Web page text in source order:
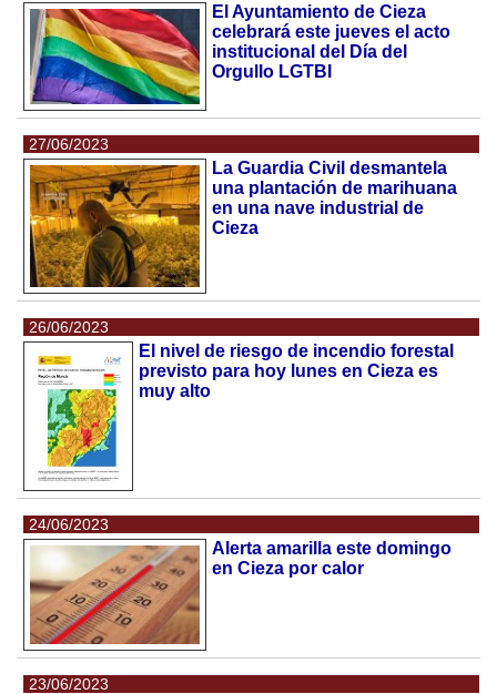
El Ayuntamiento de Cieza
celebrará este jueves el acto
institucional del Día del
Orgullo LGTBI
27/06/2023
La Guardia Civil desmantela
una plantación de marihuana
en una nave industrial de
Cieza
26/06/2023
El nivel de riesgo de incendio forestal
previsto para hoy lunes en Cieza es
muy alto
24/06/2023
Alerta amarilla este domingo
en Cieza por calor
23/06/2023